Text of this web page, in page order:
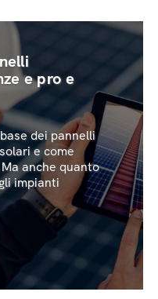
e pro e
dei pannelli
e come
anche quanto
impianti